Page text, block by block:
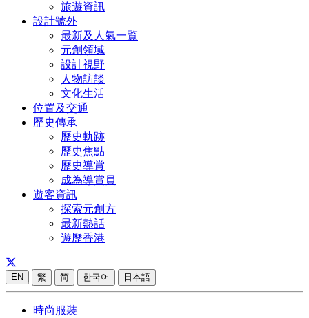
旅遊資訊
設計號外
最新及人氣一覧
元創領域
設計視野
人物訪談
文化生活
位置及交通
歷史傳承
歷史軌跡
歷史焦點
歷史導賞
成為導賞員
遊客資訊
探索元創方
最新熱話
遊歷香港
EN 繁 简 한국어 日本語
時尚服裝